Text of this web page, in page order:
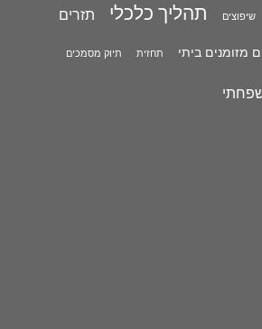
שיפוצים תהליך כלכלי תזרים
מזומנים ביתי תחזית תיוק מסמכים